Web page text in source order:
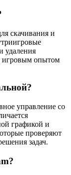
скачивания и
удаления
игровым опытом
управление со
графикой и
проверяют
задач.